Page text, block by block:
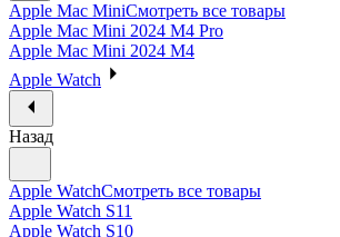
Apple Mac MiniСмотреть все товары
Apple Mac Mini 2024 M4 Pro
Apple Mac Mini 2024 M4
Apple Watch
Назад
Apple WatchСмотреть все товары
Apple Watch S11
Apple Watch S10